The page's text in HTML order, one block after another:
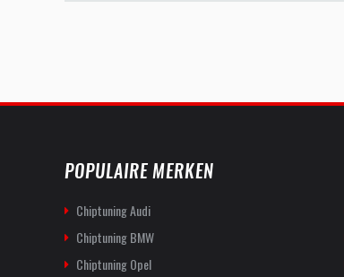
POPULAIRE MERKEN
Chiptuning Audi
Chiptuning BMW
Chiptuning Opel